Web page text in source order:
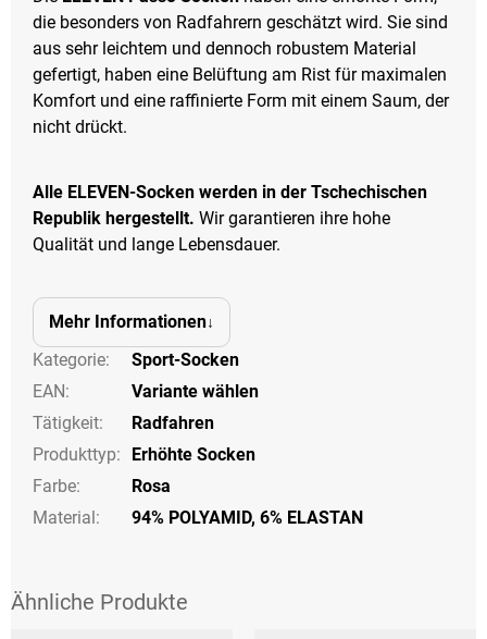
die besonders von Radfahrern geschätzt wird. Sie sind
aus sehr leichtem und dennoch robustem Material
gefertigt, haben eine Belüftung am Rist für maximalen
Komfort und eine raffinierte Form mit einem Saum, der
nicht drückt.
Alle ELEVEN-Socken werden in der Tschechischen
Republik hergestellt. Wir garantieren ihre hohe
Qualität und lange Lebensdauer.
Mehr Informationen
Kategorie:
Sport-Socken
EAN:
Variante wählen
Tätigkeit:
Radfahren
Produkttyp:
Erhöhte Socken
Farbe:
Rosa
Material:
94% POLYAMID, 6% ELASTAN